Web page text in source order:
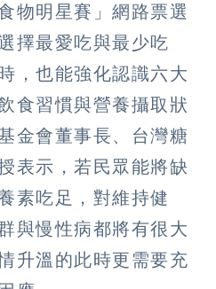
物明星賽」網路票選
擇最愛吃與最少吃
，也能強化認識六大
食習慣與營養攝取狀
金會董事長、台灣糖
表示，若民眾能將缺
素吃足，對維持健
與慢性病都將有很大
升溫的此時更需要充